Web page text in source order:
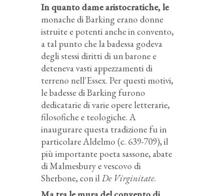
In quanto dame aristocratiche, le
monache di Barking erano donne
istruite e potenti anche in convento,
a tal punto che la badessa godeva
degli stessi diritti di un barone e
deteneva vasti appezzamenti di
terreno nell'Essex. Per questi motivi,
le badesse di Barking furono
dedicatarie di varie opere letterarie,
filosofiche e teologiche. A
inaugurare questa tradizione fu in
particolare Aldelmo (c. 639-709), il
più importante poeta sassone, abate
di Malmesbury e vescovo di
Sherbone, con ilDe Virginitate.